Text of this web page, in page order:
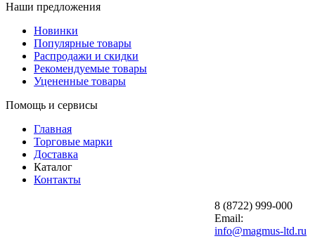
Наши предложения
Новинки
Популярные товары
Распродажи и скидки
Рекомендуемые товары
Уцененные товары
Помощь и сервисы
Главная
Торговые марки
Доставка
Каталог
Контакты
8 (8722) 999-000
Email:
info@magmus-ltd.ru